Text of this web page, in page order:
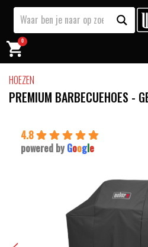
0
HOEZEN
PREMIUM BARBECUEHOES -
4.8
powered by Google